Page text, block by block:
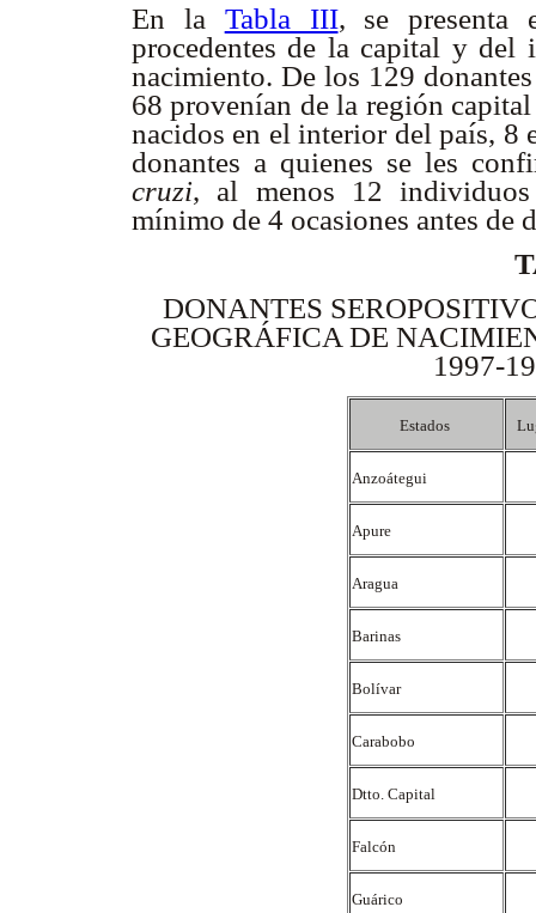
En la Tabla III, se presenta
procedentes de la capital y del
nacimiento. De los 129
68 provenían de la región
nacidos en el interior del país, 8
donantes a quienes se les
cruzi, al menos 12 individuos
mínimo de 4 ocasiones antes de
DONANTES
GEOGRÁFICA DE
1997-
Estados
Anzoátegui
Apure
Aragua
Barinas
Bolívar
Carabobo
Dtto. Capital
Falcón
Guárico